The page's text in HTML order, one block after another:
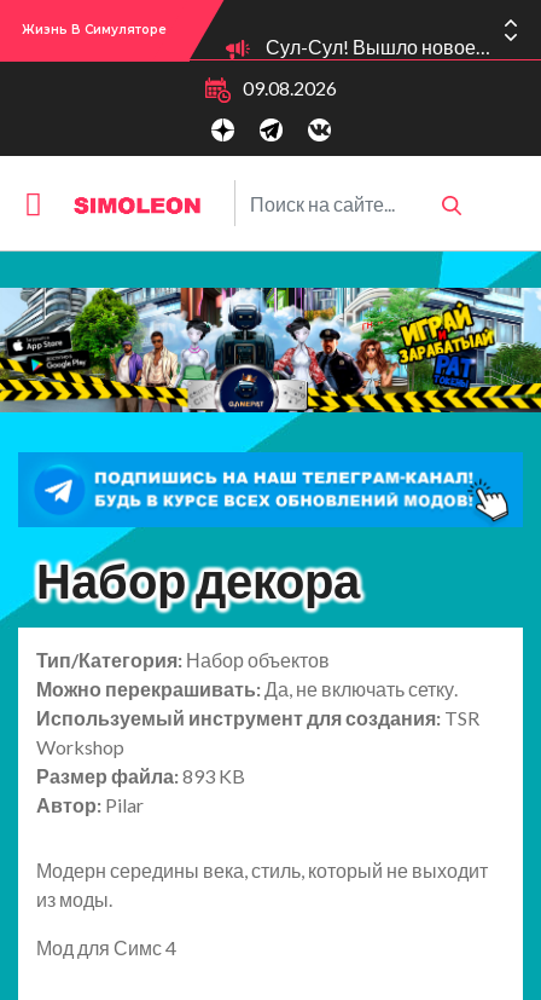
Жизнь В Симуляторе Сул-Сул! Вышло новое обновлении версии игры: 1.119.96.1030 (ПК)! 1.119.96.1230 (Mac)! 2.22 (ИП)!
09.08.2026
Набор декора
Тип/Категория: Набор объектов
Можно перекрашивать:Да, не включать сетку.
Используемый инструмент для создания: TSR
Workshop
Размер файла:893 KB
Автор: Pilar
Модерн середины века, стиль, который не выходит
из моды.
Мод для Симс 4